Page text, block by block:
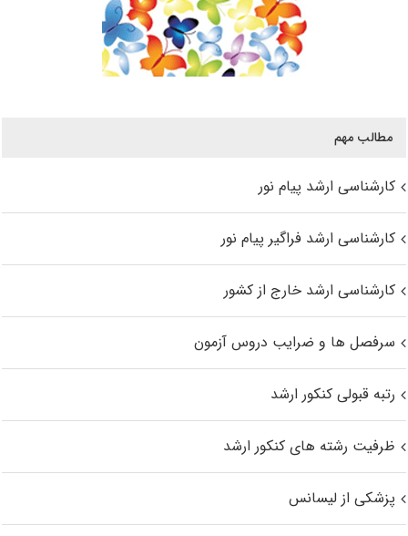
مطالب مهم
کارشناسی ارشد پیام نور
کارشناسی ارشد فراگیر پیام نور
کارشناسی ارشد خارج از کشور
سرفصل ها و ضرایب دروس آزمون
رتبه قبولی کنکور ارشد
ظرفیت رشته های کنکور ارشد
پزشکی از لیسانس